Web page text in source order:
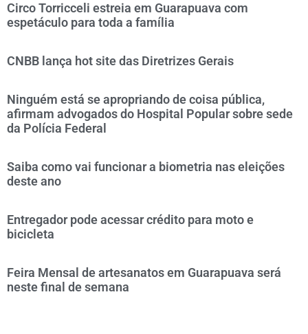
Circo Torricceli estreia em Guarapuava com
espetáculo para toda a família
CNBB lança hot site das Diretrizes Gerais
Ninguém está se apropriando de coisa pública,
afirmam advogados do Hospital Popular sobre sede
da Polícia Federal
Saiba como vai funcionar a biometria nas eleições
deste ano
Entregador pode acessar crédito para moto e
bicicleta
Feira Mensal de artesanatos em Guarapuava será
neste final de semana